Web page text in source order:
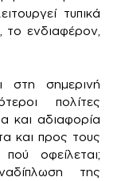
τυπικά
το ενδιαφέρον,
στη σημερινή
πολίτες
και αδιαφορία
και προς τους
οφείλεται;
της